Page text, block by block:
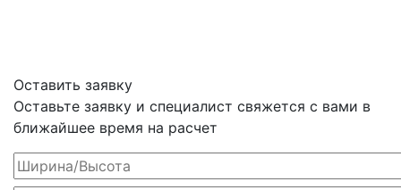
Оставить заявку
Оставьте заявку и специалист свяжется с вами в
ближайшее время на расчет